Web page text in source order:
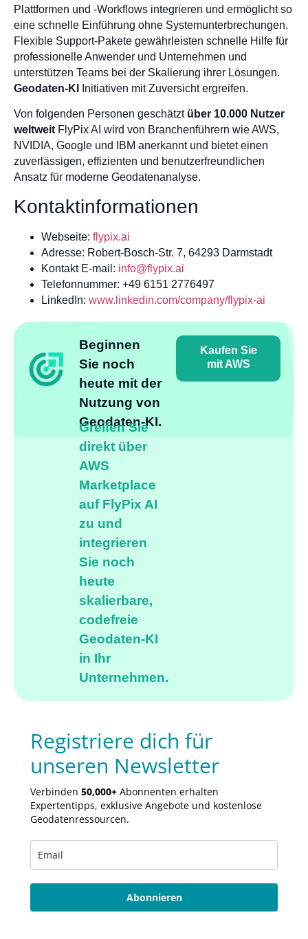
Plattformen und -Workflows integrieren und ermöglicht so
eine schnelle Einführung ohne Systemunterbrechungen.
Flexible Support-Pakete gewährleisten schnelle Hilfe für
professionelle Anwender und Unternehmen und
unterstützen Teams bei der Skalierung ihrer Lösungen.
Geodaten-KI
Initiativen mit Zuversicht ergreifen.
Von folgenden Personen geschätzt über 10.000 Nutzer
weltweit FlyPix AI wird von Branchenführern wie AWS,
NVIDIA, Google und IBM anerkannt und bietet einen
zuverlässigen, effizienten und benutzerfreundlichen
Ansatz für moderne Geodatenanalyse.
Kontaktinformationen
Webseite: flypix.ai
Adresse: Robert-Bosch-Str. 7, 64293 Darmstadt
Kontakt E-mail: info@flypix.ai
Telefonnummer: +49 6151 2776497
LinkedIn: www.linkedin.com/company/flypix-ai
Beginnen
Sie noch
heute mit der
Nutzung von
Geodaten-KI.
Greifen Sie
direkt über
AWS
Marketplace
auf FlyPix AI
zu und
integrieren
Sie noch
heute
skalierbare,
codefreie
Geodaten-KI
in Ihr
Unternehmen.
Kaufen Sie
mit AWS
Registriere dich für
unseren Newsletter
Verbinden 50,000+ Abonnenten erhalten
Expertentipps, exklusive Angebote und kostenlose
Geodatenressourcen.
Abonnieren